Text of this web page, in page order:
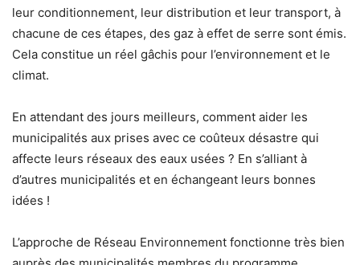
leur conditionnement, leur distribution et leur transport, à
chacune de ces étapes, des gaz à effet de serre sont émis.
Cela constitue un réel gâchis pour l’environnement et le
climat.
En attendant des jours meilleurs, comment aider les
municipalités aux prises avec ce coûteux désastre qui
affecte leurs réseaux des eaux usées ? En s’alliant à
d’autres municipalités et en échangeant leurs bonnes
idées !
L’approche de Réseau Environnement fonctionne très bien